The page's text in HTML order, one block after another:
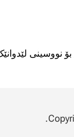
بۆ نووسینی